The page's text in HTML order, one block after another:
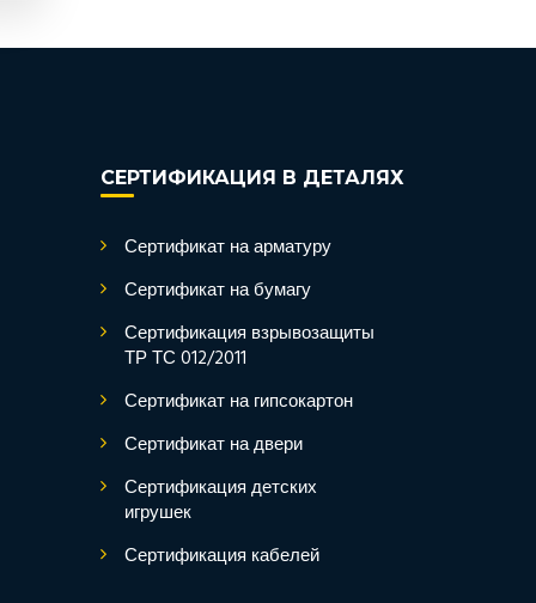
СЕРТИФИКАЦИЯ В ДЕТАЛЯХ
Сертификат на арматуру
Сертификат на бумагу
Сертификация взрывозащиты
ТР ТС 012/2011
Сертификат на гипсокартон
Сертификат на двери
Сертификация детских
игрушек
Сертификация кабелей